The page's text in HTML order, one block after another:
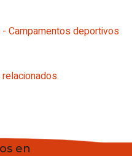
Campamentos deportivos
en